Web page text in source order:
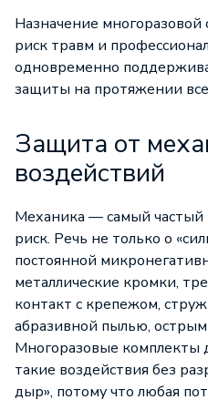
Назначение
риск травм и
одновременно
защиты на протяжении
Защита от
воздействий
Механика — самый
риск. Речь не только о
постоянной
металлические кромки,
контакт с крепежом,
абразивной пылью,
Многоразовые
такие воздействия без
дыр», потому что любая